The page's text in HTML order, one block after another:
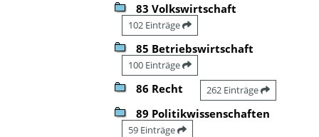
83 Volkswirtschaft
102 Einträge
85 Betriebswirtschaft
100 Einträge
86 Recht 262 Einträge
89 Politikwissenschaften
59 Einträge